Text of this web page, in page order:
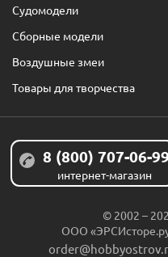
Судомодели
Сборные модели
Воздушные змеи
Товары для творчества
8 (800) 707-06-
интернет-магазин
© 2002 –
ООО